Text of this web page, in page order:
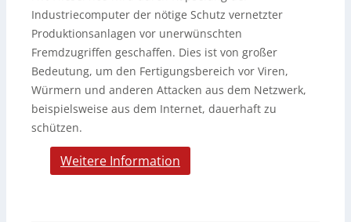
Industriecomputer der nötige Schutz vernetzter
Produktionsanlagen vor unerwünschten
Fremdzugriffen geschaffen. Dies ist von großer
Bedeutung, um den Fertigungsbereich vor Viren,
Würmern und anderen Attacken aus dem Netzwerk,
beispielsweise aus dem Internet, dauerhaft zu
schützen.
Weitere Information